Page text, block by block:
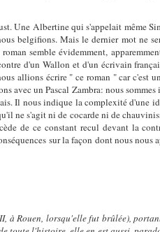
Une Albertine qui s'appelait même
belgifions. Mais le dernier mot ne
semble évidemment,
d'un Wallon et d'un écrivain
allions écrire " ce roman " car c'est
avec un Pascal Zambra: nous
Il nous indique la complexité
ne s'agit ni de cocarde ni de
de ce constant recul devant la
sur la façon dont nous nous
Rouen, lorsqu'elle fut brûlée),